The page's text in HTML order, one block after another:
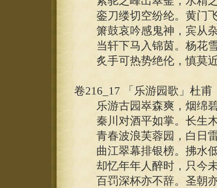
銮刀缕切空纷纶。黄门飞
箫鼓哀吟感鬼神，宾从杂
当轩下马入锦茵。杨花雪
炙手可热势绝伦，慎莫
卷216_17 「乐游园歌」杜甫
乐游古园崒森爽，烟绵碧
秦川对酒平如掌。长生木
青春波浪芙蓉园，白日雷
曲江翠幕排银榜。拂水低
却忆年年人醉时，只今未
百罚深杯亦不辞。圣朝亦